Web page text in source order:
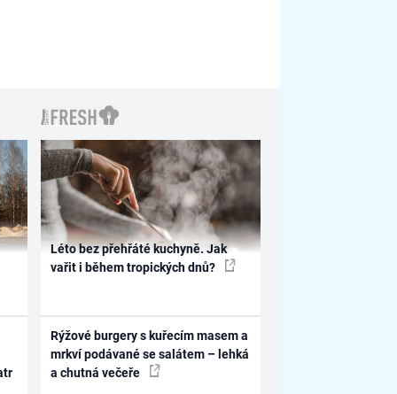
Léto bez přehřáté kuchyně. Jak
vařit i během tropických dnů?
Rýžové burgery s kuřecím masem a
mrkví podávané se salátem – lehká
a chutná večeře